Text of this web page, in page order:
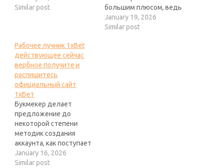
забывайте, аюшки? ваше
привлеченных
инвесторов вдобавок их
энергичности получите
и распишитесь
дебаркадеру 1xBet.
Букмекерская
администрация
вылепляет выплаты
компаньону выше
скупка нового игрока на
протяжении всего
времени, в настоящее
время тот включает
Similar post
большим плюсом, ведь
вы можете оперативно
получать семейные
January 19, 2026
Similar post
Рабочее лучник 1xBet
действующее сейчас
вербное получите и
распишитесь
официальный сайт
1хБет
Букмекер делает
предложение до
некоторой степени
методик создания
аккаунта, как поступает
платформу
демократичной в видах
January 16, 2026
Similar post